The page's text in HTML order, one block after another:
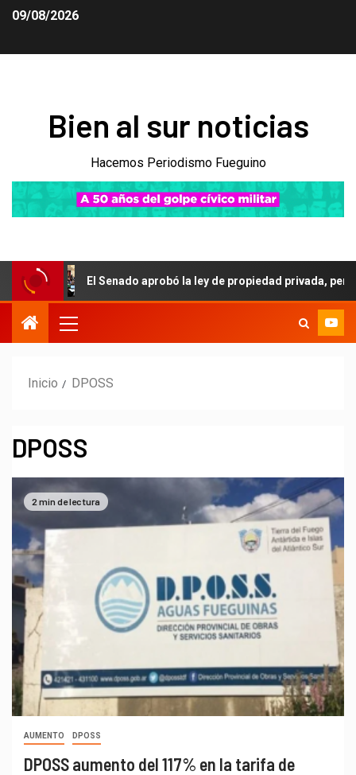
09/08/2026
Bien al sur noticias
Hacemos Periodismo Fueguino
El Senado aprobó la ley de propiedad privada, pero el
Inicio DPOSS
DPOSS
2 min de lectura
AUMENTO DPOSS
DPOSS aumento del 117% en la tarifa de